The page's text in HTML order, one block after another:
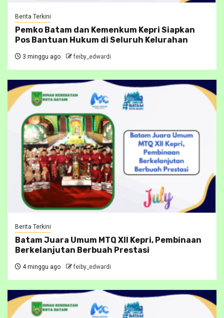
Berita Terkini
Pemko Batam dan Kemenkum Kepri Siapkan
Pos Bantuan Hukum di Seluruh Kelurahan
3 minggu ago feiby_edwardi
Berita Terkini
Batam Juara Umum MTQ XII Kepri, Pembinaan
Berkelanjutan Berbuah Prestasi
4 minggu ago feiby_edwardi